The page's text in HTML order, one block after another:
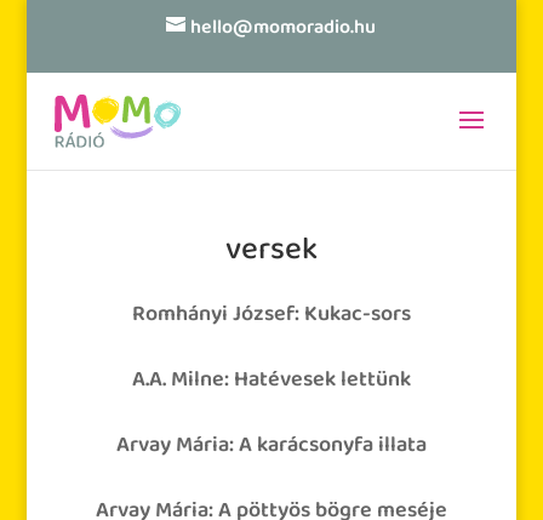
hello@momoradio.hu
versek
Romhányi József: Kukac-sors
A.A. Milne: Hatévesek lettünk
Árvay Mária: A karácsonyfa illata